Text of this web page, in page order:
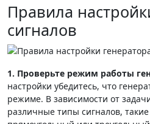
Правила
сигналов
1. Проверьте режим работы
настройки убедитесь, что
режиме. В зависимости от
различные типы сигналов,